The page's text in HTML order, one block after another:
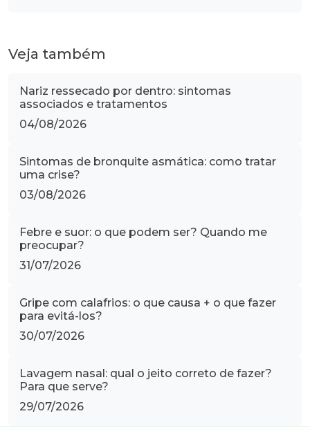
Veja também
Nariz ressecado por dentro: sintomas
associados e tratamentos
04/08/2026
Sintomas de bronquite asmática: como tratar
uma crise?
03/08/2026
Febre e suor: o que podem ser? Quando me
preocupar?
31/07/2026
Gripe com calafrios: o que causa + o que fazer
para evitá-los?
30/07/2026
Lavagem nasal: qual o jeito correto de fazer?
Para que serve?
29/07/2026